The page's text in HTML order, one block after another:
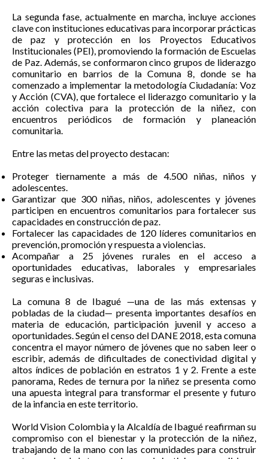
La segunda fase, actualmente en marcha, incluye acciones
clave con instituciones educativas para incorporar prácticas
de paz y protección en los Proyectos Educativos
Institucionales (PEI), promoviendo la formación de Escuelas
de Paz. Además, se conformaron cinco grupos de liderazgo
comunitario en barrios de la Comuna 8, donde se ha
comenzado a implementar la metodología Ciudadanía: Voz
y Acción (CVA), que fortalece el liderazgo comunitario y la
acción colectiva para la protección de la niñez, con
encuentros periódicos de formación y planeación
comunitaria.
Entre las metas del proyecto destacan:
Proteger tiernamente a más de 4.500 niñas, niños y
adolescentes.
Garantizar que 300 niñas, niños, adolescentes y jóvenes
participen en encuentros comunitarios para fortalecer sus
capacidades en construcción de paz.
Fortalecer las capacidades de 120 líderes comunitarios en
prevención, promoción y respuesta a violencias.
Acompañar a 25 jóvenes rurales en el acceso a
oportunidades educativas, laborales y empresariales
seguras e inclusivas.
La comuna 8 de Ibagué —una de las más extensas y
pobladas de la ciudad— presenta importantes desafíos en
materia de educación, participación juvenil y acceso a
oportunidades. Según el censo del DANE 2018, esta comuna
concentra el mayor número de jóvenes que no saben leer o
escribir, además de dificultades de conectividad digital y
altos índices de población en estratos 1 y 2. Frente a este
panorama, Redes de ternura por la niñez se presenta como
una apuesta integral para transformar el presente y futuro
de la infancia en este territorio.
World Vision Colombia y la Alcaldía de Ibagué reafirman su
compromiso con el bienestar y la protección de la niñez,
trabajando de la mano con las comunidades para construir